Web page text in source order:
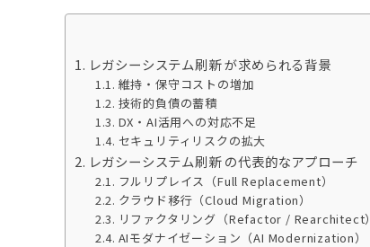
レガシーシステム刷新 が求められる背景
維持・保守コストの増加
技術的負債の蓄積
DX・AI活用への対応不足
セキュリティリスクの拡大
レガシーシステム刷新 の代表的なアプローチ
フルリプレイス（Full Replacement）
クラウド移行（Cloud Migration）
リファクタリング（Refactor / Rearchitect）
AIモダナイゼーション（AI Modernization）